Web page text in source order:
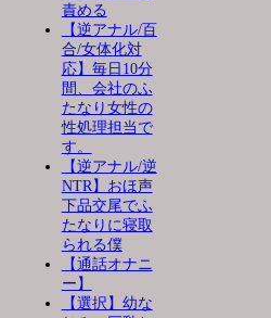
責める
【逆アナル/百
合/女体化対
応】毎日10分
間、会社のふ
たなり女性の
性処理担当で
す。
【逆アナル/逆
NTR】おほ声
下品交尾でふ
たなりに寝取
られる僕
【通話オナニ
ー】
【選択】幼な